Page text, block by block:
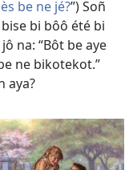
be ne jé?”) Soñ
bise bi bôô été bi
na: “Bôt be aye
ne bikotekot.”
aya?